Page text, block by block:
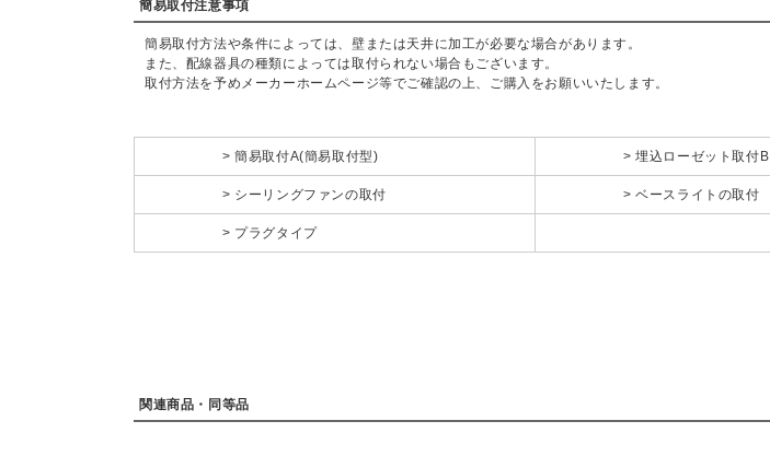
簡易取付注意事項
簡易取付方法や条件によっては、壁または天井に加工が必要な場合があります。
また、配線器具の種類によっては取付られない場合もございます。
取付方法を予めメーカーホームページ等でご確認の上、ご購入をお願いいたします。
簡易取付A(簡易取付型) 埋込ローゼット取付B
シーリングファンの取付 ベースライトの取付
プラグタイプ
関連商品・同等品